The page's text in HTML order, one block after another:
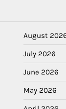
August
July 2026
June 2026
May 2026